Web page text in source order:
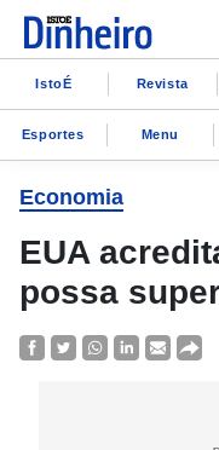
IstoÉ Revista
Esportes Menu
Economia
EUA
possa